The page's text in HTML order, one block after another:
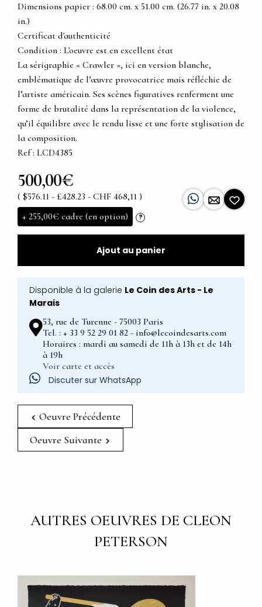
Dimensions papier : 68.00 cm. x 51.00 cm. (26.77 in. x 20.08
in.)
Certificat d'authenticité
Condition : L'oeuvre est en excellent état
La sérigraphie « Crawler », ici en version blanche,
emblématique de l’œuvre provocatrice mais réfléchie de
l’artiste américain. Ses scènes figuratives renferment une
forme de brutalité dans la représentation de la violence,
qu’il équilibre avec le rendu lisse et une forte stylisation de
la composition.
Ref : LCD4385
500,00€
( $576.11 - £428.23 - CHF 468,11 )
+ 255,00€ cadre (en option) ?
Ajout au panier
Disponible à la galerie Le Coin des Arts - Le
Marais
53, rue de Turenne - 75003 Paris
Tel. : + 33 9 52 29 01 82 - info@lecoindesarts.com
Horaires : mardi au samedi de 11h à 13h et de 14h
à 19h
Voir carte et accès
Discuter sur WhatsApp
Oeuvre Précédente
Oeuvre Suivante
AUTRES OEUVRES DE CLEON
PETERSON